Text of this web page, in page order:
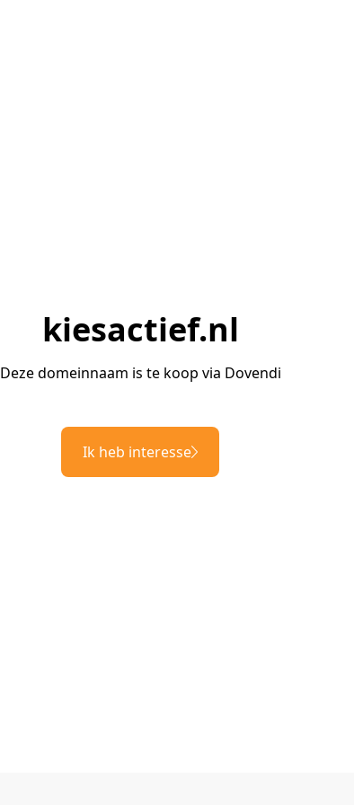
kiesactief.nl
Deze domeinnaam is te koop via Dovendi
Ik heb interesse